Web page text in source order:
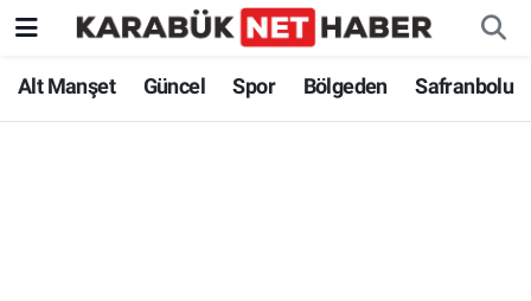
Alt Manşet Güncel Spor Bölgeden Safranbolu